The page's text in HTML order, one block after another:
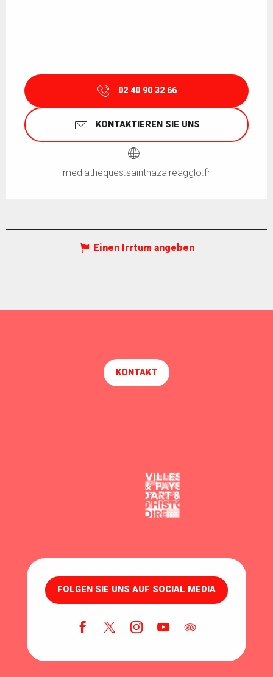
02 40 90 32 66
KONTAKTIEREN SIE UNS
mediatheques.saintnazaireagglo.fr
Einen Irrtum angeben
KONTAKT
FOLGEN SIE UNS AUF SOCIAL MEDIA